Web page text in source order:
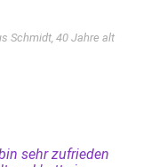
Schmidt, 40 Jahre alt
sehr zufrieden